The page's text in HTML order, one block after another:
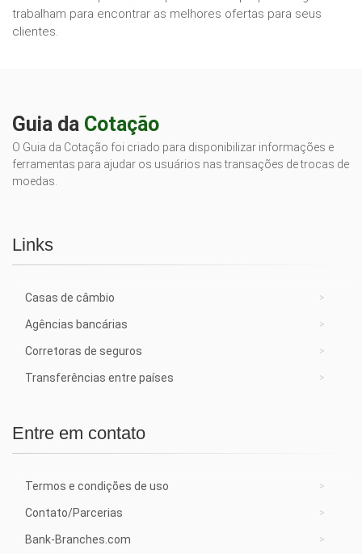
trabalham para encontrar as melhores ofertas para seus
clientes.
Guia da Cotação
O Guia da Cotação foi criado para disponibilizar informações e
ferramentas para ajudar os usuários nas transações de trocas de
moedas.
Links
Casas de câmbio
Agências bancárias
Corretoras de seguros
Transferências entre países
Entre em contato
Termos e condições de uso
Contato/Parcerias
Bank-Branches.com